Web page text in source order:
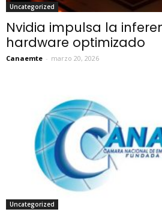
Uncategorized
Nvidia impulsa la
hardware optimizado
Canaemte - marzo 20, 2026
Uncategorized